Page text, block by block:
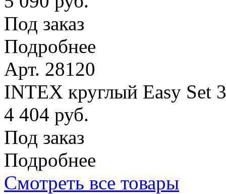
Под заказ
Подробнее
Арт. 28120
INTEX круглый Easy Set
4 404 руб.
Под заказ
Подробнее
Смотреть все товары